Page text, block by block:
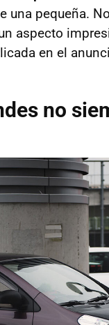
una pequeña.
aspecto
en el
no